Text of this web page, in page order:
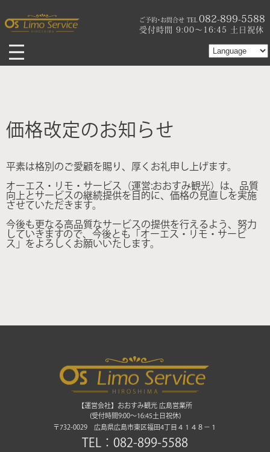
ご予約･お問合せ TEL082-899-5588
受付時間 9:00〜16:45 土日祝休
価格改定のお知らせ
平素は格別のご愛顧を賜り、厚くお礼申し上げます。
オーエス・リモ・サービス（運営:おおすみ観光）は、品質
向上とサービスの継続提供を目的に、価格の見直しを実施
させていただきます。
今後も更なる高品質なサービスの提供を行えるよう、努力
していきますので、今後とも「オーエス・リモ・サービ
ス」をよろしくお願いいたします。
【運営会社】おおすみ観光 広島営業所
(受付時間9:00〜16:45土日祝休)
〒732-0029 広島県広島市東区福田4丁目４１４８－１
TEL：082-899-5588